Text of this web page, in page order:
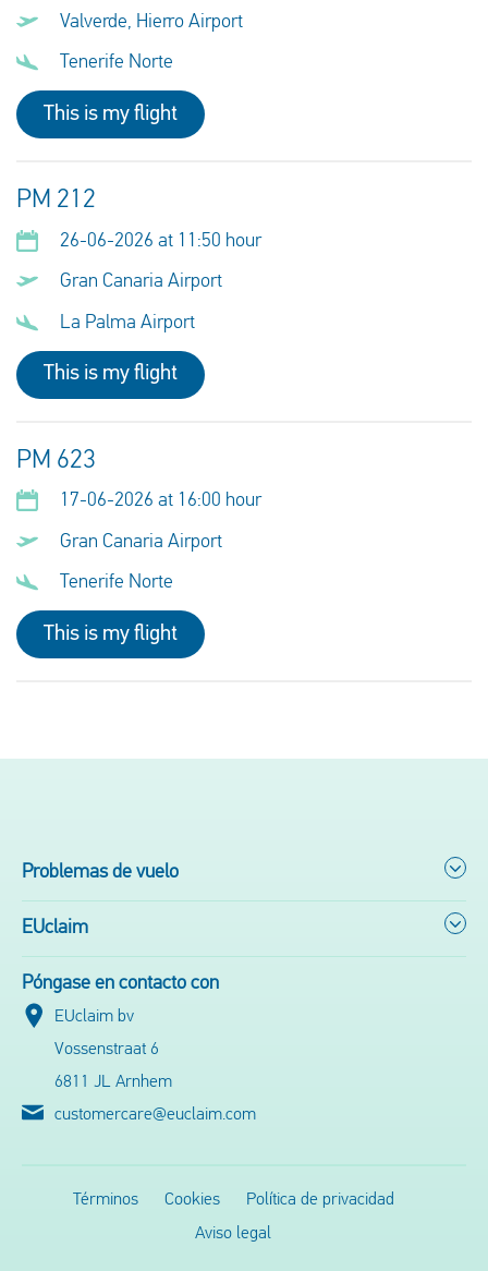
Valverde, Hierro Airport
Tenerife Norte
This is my flight
PM 212
26-06-2026 at 11:50 hour
Gran Canaria Airport
La Palma Airport
This is my flight
PM 623
17-06-2026 at 16:00 hour
Gran Canaria Airport
Tenerife Norte
This is my flight
Problemas de vuelo
EUclaim
Póngase en contacto con
EUclaim bv
Vossenstraat 6
6811 JL Arnhem
customercare@euclaim.com
Términos Cookies
Política de privacidad
Aviso legal